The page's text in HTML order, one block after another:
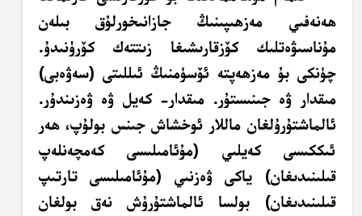
ھەنەفىي مەزھىپىنىڭ جازانىخورلۇق بىلەن
مۇناسىۋەتلىك كۆزقارىشىغا زىتتەك كۆرۈنىدۇ.
چۈنكى بۇ مەزھەپتە ئۆسۈمنىڭ ئىللىتى (سەۋەبى)
مىقدار ۋە جىنىستۇر. مىقدار- كەيل ۋە ۋەزىندۇر.
ئالماشتۇرۇلغان ماللار ئوخشاشجىنس بولۇپ، ھەر
ئىككىسى كەيلىي (مۇئامىلىسى كەمچەنلەپ
قىلىنىدىغان) ياكى ۋەزنىي (مۇئامىلىسى تارتىپ
قىلىنىدىغان) بولسا ئالماشتۇرۇش نەق بولغان